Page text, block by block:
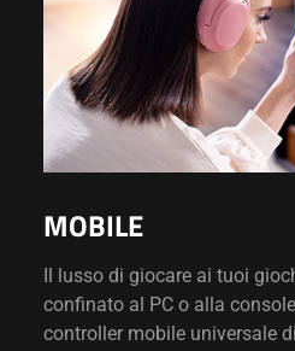
MOBILE
Il lusso di giocare ai tuoi
confinato al PC o alla
controller mobile universale